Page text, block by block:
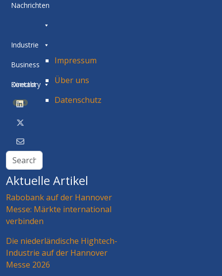
Nachrichten
Industrie
Business
Directory
BETA
Kontakt
Impressum
Über uns
Datenschutz
Aktuelle Artikel
Rabobank auf der Hannover
Messe: Märkte international
verbinden
Die niederländische Hightech-
Industrie auf der Hannover
Messe 2026